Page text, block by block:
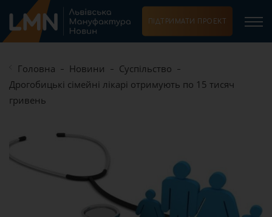
ПІДТРИМАТИ ПРОЕКТ
Головна Новини
Суспільство
Дрогобицькі сімейні лікарі отримують по 15 тисяч
гривень